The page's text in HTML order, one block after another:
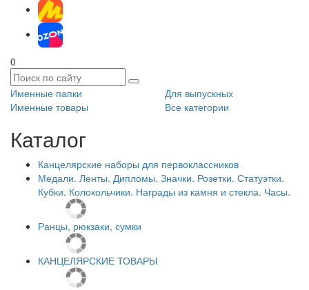
0
Именные папки
Для выпускных
Именные товары
Все категории
Каталог
Канцелярские наборы для первоклассников
Медали. Ленты. Дипломы. Значки. Розетки. Статуэтки.
Кубки. Колокольчики. Награды из камня и стекла. Часы.
Ранцы, рюкзаки, сумки
КАНЦЕЛЯРСКИЕ ТОВАРЫ